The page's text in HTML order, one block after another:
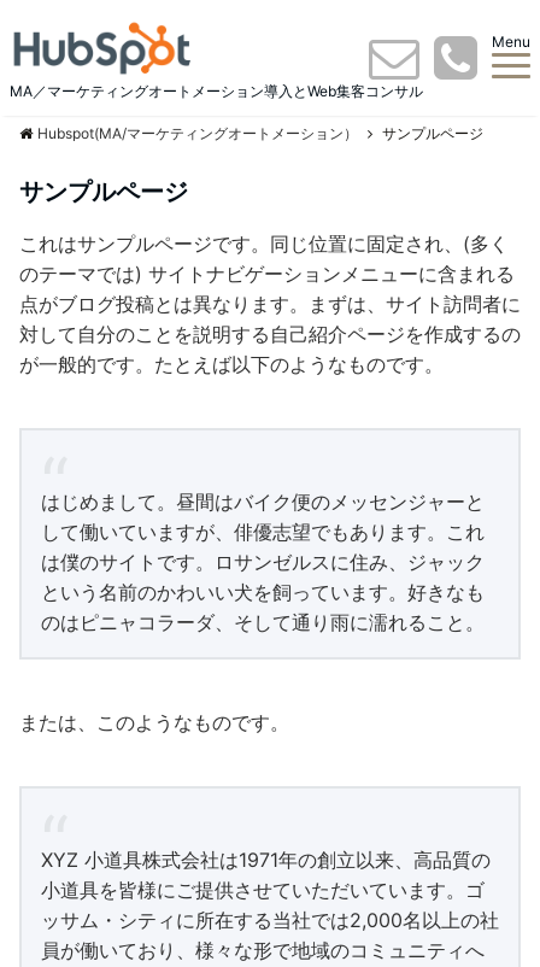
MA／マーケティングオートメーション導入とWeb集客コンサル
Menu
Hubspot(MA/マーケティングオートメーション） サンプルページ
サンプルページ
これはサンプルページです。同じ位置に固定され、(多く
のテーマでは) サイトナビゲーションメニューに含まれる
点がブログ投稿とは異なります。まずは、サイト訪問者に
対して自分のことを説明する自己紹介ページを作成するの
が一般的です。たとえば以下のようなものです。
はじめまして。昼間はバイク便のメッセンジャーと
して働いていますが、俳優志望でもあります。これ
は僕のサイトです。ロサンゼルスに住み、ジャック
という名前のかわいい犬を飼っています。好きなも
のはピニャコラーダ、そして通り雨に濡れること。
または、このようなものです。
XYZ 小道具株式会社は1971年の創立以来、高品質の
小道具を皆様にご提供させていただいています。ゴ
ッサム・シティに所在する当社では2,000名以上の社
員が働いており、様々な形で地域のコミュニティへ